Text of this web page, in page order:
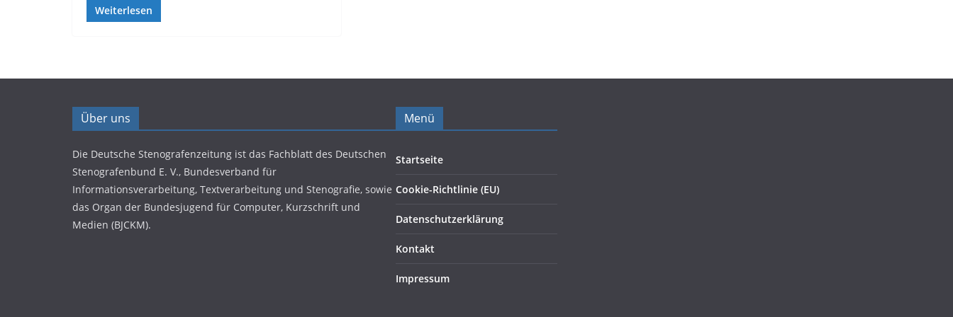
Weiterlesen
Über uns
Die Deutsche Stenografenzeitung ist das Fachblatt des Deutschen
Stenografenbund E. V., Bundesverband für
Informationsverarbeitung, Textverarbeitung und Stenografie, sowie
das Organ der Bundesjugend für Computer, Kurzschrift und
Medien (BJCKM).
Menü
Startseite
Cookie-Richtlinie (EU)
Datenschutzerklärung
Kontakt
Impressum